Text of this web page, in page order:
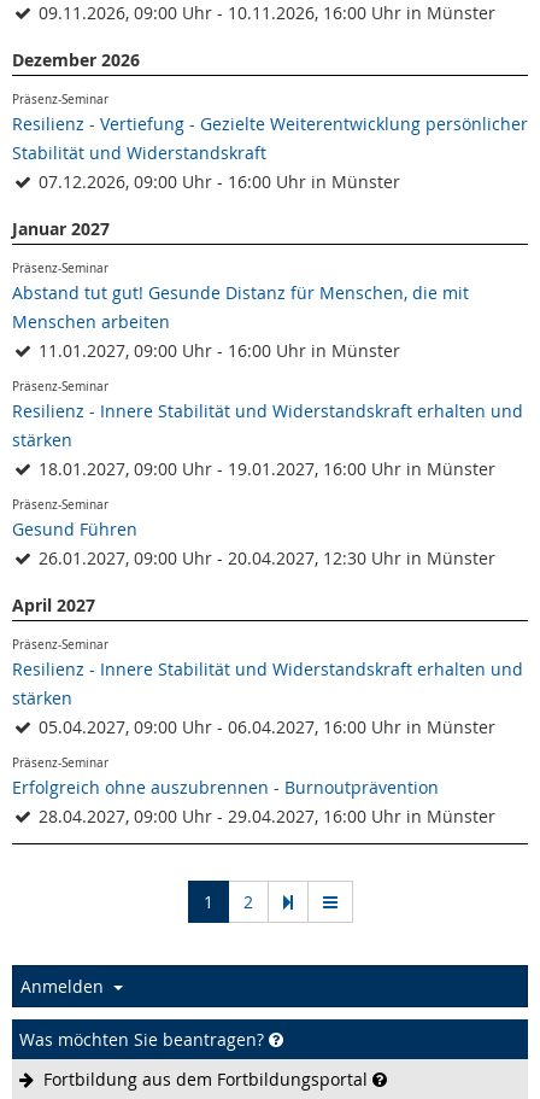
09.11.2026, 09:00 Uhr - 10.11.2026, 16:00 Uhr in Münster
Dezember 2026
Präsenz-Seminar
Resilienz - Vertiefung - Gezielte Weiterentwicklung persönlicher
Stabilität und Widerstandskraft
07.12.2026, 09:00 Uhr - 16:00 Uhr in Münster
Januar 2027
Präsenz-Seminar
Abstand tut gut! Gesunde Distanz für Menschen, die mit
Menschen arbeiten
11.01.2027, 09:00 Uhr - 16:00 Uhr in Münster
Präsenz-Seminar
Resilienz - Innere Stabilität und Widerstandskraft erhalten und
stärken
18.01.2027, 09:00 Uhr - 19.01.2027, 16:00 Uhr in Münster
Präsenz-Seminar
Gesund Führen
26.01.2027, 09:00 Uhr - 20.04.2027, 12:30 Uhr in Münster
April 2027
Präsenz-Seminar
Resilienz - Innere Stabilität und Widerstandskraft erhalten und
stärken
05.04.2027, 09:00 Uhr - 06.04.2027, 16:00 Uhr in Münster
Präsenz-Seminar
Erfolgreich ohne auszubrennen - Burnoutprävention
28.04.2027, 09:00 Uhr - 29.04.2027, 16:00 Uhr in Münster
1 (current)
2
Anmelden
Was möchten Sie beantragen?
Fortbildung aus dem Fortbildungsportal